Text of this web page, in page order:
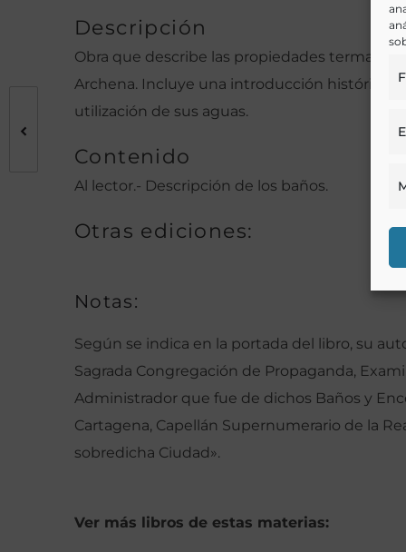
Descripción
Obra que describe las propiedades termales
Archena. Incluye una introducción histórica
utilización de sus aguas.
Contenido
Al lector.- Descripción de los baños.
Otras ediciones:
Notas:
Según se indica en la portada del libro, su
Sagrada Congregación de Propaganda,
Administrador que fue de dichos Baños y
Cartagena, Capellán Supernumerario de la
sobredicha Ciudad».
Ver más libros de estas materias: